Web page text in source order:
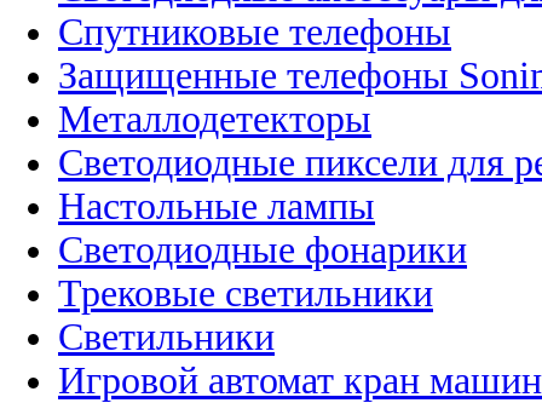
Спутниковые телефоны
Защищенные телефоны
Металлодетекторы
Светодиодные пиксели для
Настольные лампы
Светодиодные фонарики
Трековые светильники
Светильники
Игровой автомат кран